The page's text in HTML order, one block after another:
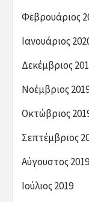
Φεβρουάριος
Ιανουάριος
Δεκέμβριος
Νοέμβριος
Οκτώβριος
Σεπτέμβριος
Αύγουστος 2019
Ιούλιος 2019